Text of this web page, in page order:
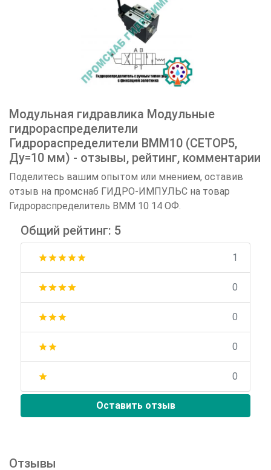
Модульная гидравлика Модульные
гидрораспределители
Гидрораспределители ВММ10 (CETOP5,
Ду=10 мм) - отзывы, рейтинг, комментарии
Поделитесь вашим опытом или мнением, оставив
отзыв на промснаб ГИДРО-ИМПУЛЬС на товар
Гидрораспределитель ВММ 10 14 ОФ.
Общий рейтинг: 5
starstarstarstarstar 1
starstarstarstar 0
starstarstar 0
starstar 0
star 0
Оставить отзыв
Отзывы